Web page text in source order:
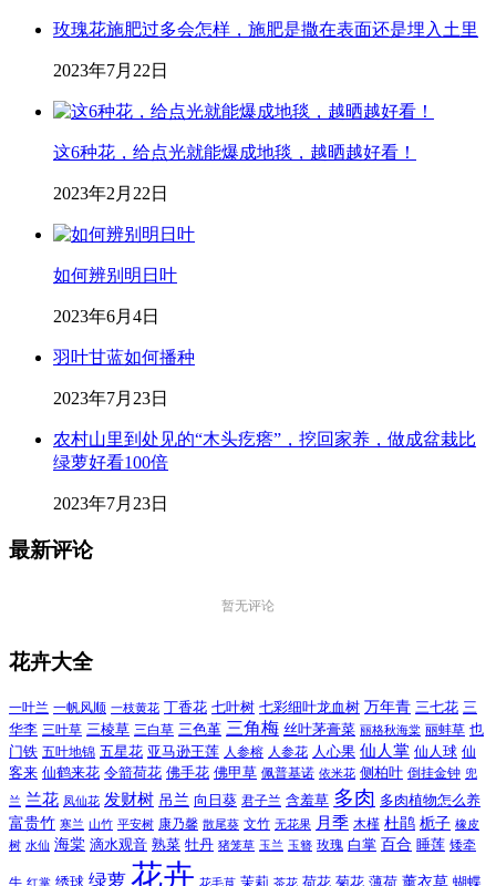
玫瑰花施肥过多会怎样，施肥是撒在表面还是埋入土里
2023年7月22日
这6种花，给点光就能爆成地毯，越晒越好看！
2023年2月22日
如何辨别明日叶
2023年6月4日
羽叶甘蓝如何播种
2023年7月23日
农村山里到处见的“木头疙瘩”，挖回家养，做成盆栽比
绿萝好看100倍
2023年7月23日
最新评论
暂无评论
花卉大全
一叶兰 一帆风顺 一枝黄花 丁香花 七叶树 七彩细叶龙血树 万年青 三七花 三
华李 三叶草 三棱草 三白草 三色堇 三角梅 丝叶茅膏菜 丽格秋海棠 丽蚌草 也
门铁 五叶地锦 五星花 亚马逊王莲 人参榕 人参花 人心果 仙人掌 仙人球 仙
客来 仙鹤来花 令箭荷花 佛手花 佛甲草 佩普基诺 依米花 侧柏叶 倒挂金钟 兜
兰 兰花 凤仙花 发财树 吊兰 向日葵 君子兰 含羞草 多肉 多肉植物怎么养
富贵竹 寒兰 山竹 平安树 康乃馨 散尾葵 文竹 无花果 月季 木槿 杜鹃 栀子 橡皮
树 水仙 海棠 滴水观音 熟菜 牡丹 猪笼草 玉兰 玉簪 玫瑰 白掌 百合 睡莲 矮牵
绿萝 花卉 花毛茛 茉莉 茶花 薄荷 薰衣草